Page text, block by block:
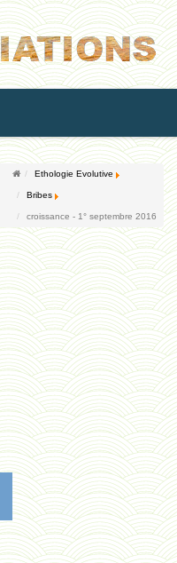
Ethologie Evolutive
Bribes
croissance - 1° septembre 2016